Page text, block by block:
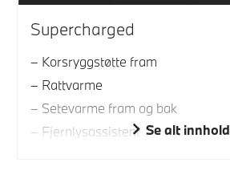
Supercharged
Korsryggstøtte fram
Rattvarme
Setevarme fram og bak
Fjernlysassistent Se alt innhold